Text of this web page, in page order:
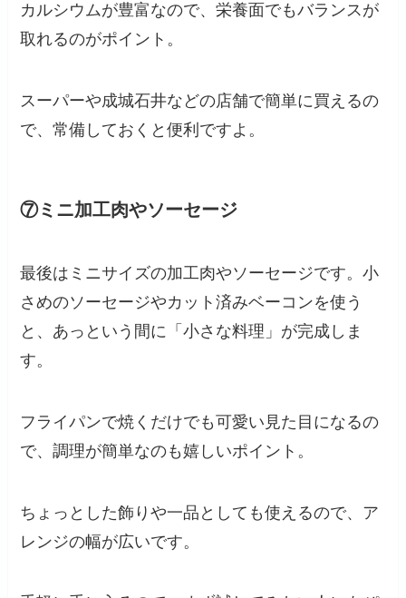
カルシウムが豊富なので、栄養面でもバランスが
取れるのがポイント。
スーパーや成城石井などの店舗で簡単に買えるの
で、常備しておくと便利ですよ。
⑦ミニ加工肉やソーセージ
最後はミニサイズの加工肉やソーセージです。小
さめのソーセージやカット済みベーコンを使う
と、あっという間に「小さな料理」が完成しま
す。
フライパンで焼くだけでも可愛い見た目になるの
で、調理が簡単なのも嬉しいポイント。
ちょっとした飾りや一品としても使えるので、ア
レンジの幅が広いです。